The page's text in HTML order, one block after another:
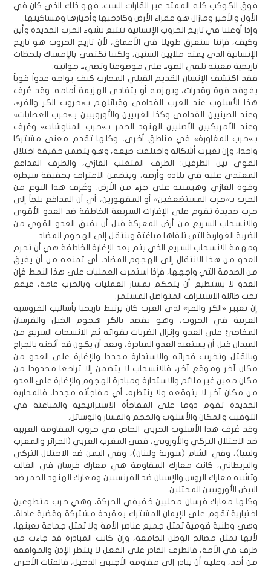
فوق الكوكب كله الممتد عبر القارات الست، فهو ذلك الذي كان في
الأول والأخير ومازال هو فقراء الأرض وكادحيها وأخيارها ومساكينها.
وإذا أوغلنا في تاريخ الحروب الإنسانية نتتبع نشوء الحرب الجديدة وأين
وكيف، فإننا سنغرق طويلا في الأعماق، لأن تاريخ الحروب هو تاريخ
الإنسانية الذي يمتد ملايين السنين، ولكننا نكتفي بالإمساك بلحظات
تاريخية معينه تلقي الضوء على موضوعنا وتضيء جوانبه.
فقد اكتشف الإنسان القديم القبلي المحارب كيف يواجه عدواً قوياً
يفوقه قوة وقدرات، ويهزمه أو يتفادى الهزيمة أمامه. وقد عُرف
هذا الأسلوب عند العرب القدامى وقبائلهم بـ»حروب الكر والفر»،
وعند الصينيين القدامى وكذا الغربيين والأوروبيين بـ»حرب العصابات»
وعند الأمريكيين الأصليين الهنود الحمر بـ»حرب المناوشات» وعُرف
بـ»حرب المغاورة» في مناطق أخرى، وكلها تقدم معنى مشتركا
واحدا، وإن تغيرت أشكاله واختلفت صيغه، وهو يتضمن حقيقة اختلال
القوى بين الطرفين: الطرف المتغلب الغازي، والطرف المدافع
المعتدى عليه في بلاده وأرضه، ويتضمن الاعتراف بحقيقة سيطرة
وقوة الغازي وهيمنته على جزء من الأرض. وعُرف هذا النوع من
الحرب بـ»حرب المستضعفين» أو المقهورين، أي أن المدافع يلجأ إلى
حرب جديدة تقوم على الإغارات السريعة الخاطفة ضد العدو الأقوى
والانسحاب السريع من أرض المعركة قبل أن يفيق العدو القوي من
الضربة الغوارية التي تلقاها مباغتة وينتقل إلى الهجوم المضاد.
ومهمة الانسحاب السريع الذي يتم بعد الإغارة الخاطفة هي أن تحرم
العدو من هذا الانتقال إلى الهجوم المضاد، أي تمنعه من أن يفيق
من الصدمة التي واجهها، فإذا استمرت العمليات على هذا النمط فإن
العدو لا يستطيع أن يتحكم بمسار العمليات وبالحرب عامة، فيقع
تحت طائلة الاستنزاف المتواصل المستمر.
إن تعبير «الكر والفر» لدى العرب كان يرتبط تاريخيا بأساليب الفروسية
العربية في الحروب، وهو يقصد بالكر هجوم الخيل والفرسان
المفاجئ على العدو وإنزال الضربات بقواته ثم الانسحاب السريع من
الميدان قبل أن يستعيد العدو المبادرة، وبعد أن يكون قد أثخنه بالجراح
وبالقتل وتخريب قدراته والاستدارة مجددا والإغارة على العدو من
مكان آخر وموقع آخر، فالانسحاب لا يتضمن إلا تراجعا محدودا من
مكان معين غير ملائم والاستدارة ومبادرة الهجوم والإغارة على العدو
من مكان آخر لا يتوقعه ولا ينتظره، أي مفاجأته مجددا، فالمحاربة
الجديدة تقوم دوما على المفاجأة الاستراتيجية والمباغتة في
التوقيت والمكان والأسلوب والحجم والمسار والوسائل.
وقد عُرف هذا الأسلوب الحربي الخاص في حروب المقاومة العربية
ضد الاحتلال التركي والأوروبي، ففي المغرب العربي (الجزائر والمغرب
وليبيا)، وفي الشام (سورية ولبنان)، وفي اليمن ضد الاحتلال التركي
والبريطاني، كانت معارك المقاومة هي معارك فرسان في الغالب
وتشبه معارك الروس والإسبان ضد الفرنسيين ومعارك الهنود الحمر ضد
البيض الأوروبيين المحتلين.
وكلها معارك فرسان محليين خفيفي الحركة، وهي حرب متطوعين
اختيارية تقوم على الإيمان المشترك بعقيدة مشتركة وقضية عادلة،
وهي وطنية قومية تمثل جميع عناصر الأمة ولا تمثل جماعة بعينها،
لأنها تمثل مصالح الوطن الجامعة، وإن كانت المبادرة قد جاءت من
طرف في الأمة، فالطرف القادر على الفعل لا ينتظر الإذن والموافقة
من أحد، وعليه أن يبادر إلى مقاومة الأجنبي الدخيل، فالفئات الأخرى